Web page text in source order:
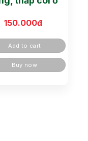
150.000đ
Add to cart
Buy now